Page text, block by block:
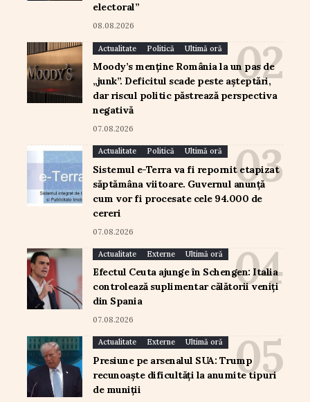
electoral”
08.08.2026
Actualitate Politică Ultimă oră
Moody’s menține România la un pas de
„junk”. Deficitul scade peste așteptări,
dar riscul politic păstrează perspectiva
negativă
07.08.2026
Actualitate Politică Ultimă oră
Sistemul e-Terra va fi repornit etapizat
săptămâna viitoare. Guvernul anunță
cum vor fi procesate cele 94.000 de
cereri
07.08.2026
Actualitate Externe Ultimă oră
Efectul Ceuta ajunge în Schengen: Italia
controlează suplimentar călătorii veniți
din Spania
07.08.2026
Actualitate Externe Ultimă oră
Presiune pe arsenalul SUA: Trump
recunoaște dificultăți la anumite tipuri
de muniții